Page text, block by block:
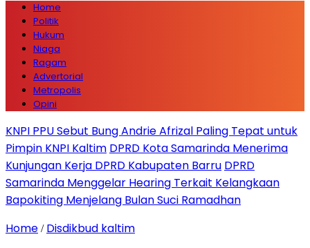
Home
Politik
Hukum
Niaga
Ragam
Advertorial
Metropolis
Opini
KNPI PPU Sebut Bung Andrie Afrizal Paling Tepat untuk
Pimpin KNPI Kaltim DPRD Kota Samarinda Menerima
Kunjungan Kerja DPRD Kabupaten Barru DPRD
Samarinda Menggelar Hearing Terkait Kelangkaan
Bapokiting Menjelang Bulan Suci Ramadhan
Home / Disdikbud kaltim